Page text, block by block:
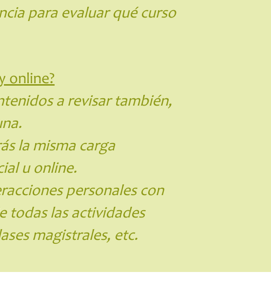
para evaluar qué curso
online?
a revisar también,
la misma carga
u online.
personales con
todas las actividades
magistrales, etc.